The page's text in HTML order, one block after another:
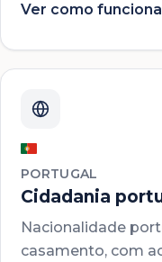
Ver como funciona
PORTUGAL
Cidadania
Nacionalidade
casamento, com